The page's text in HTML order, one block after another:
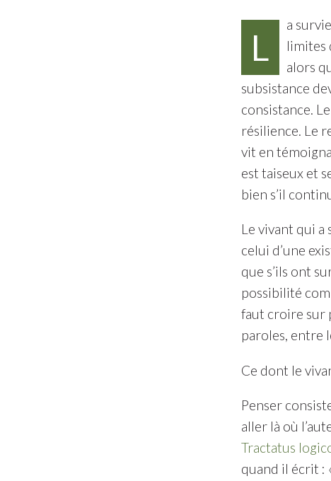
L
a
limites
alors
subsistance
consistance.
résilience. Le
vit en
est taiseux et
bien s’il
Le vivant qui a
celui d’une
que s’ils ont
possibilité
faut croire sur
paroles, entre
Ce dont le
Penser
aller là où
Tractatus
quand il écrit :